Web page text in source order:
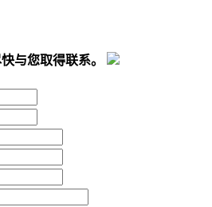
与您取得联系。